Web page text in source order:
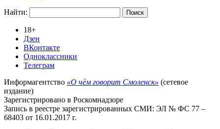
Найти:
18+
Дзен
ВКонтакте
Одноклассники
Телеграм
Информагентство «О чём говорит Смоленск» (сетевое
издание)
Зарегистрировано в Роскомнадзоре
Запись в реестре зарегистрированных СМИ: ЭЛ № ФС 77 –
68403 от 16.01.2017 г.